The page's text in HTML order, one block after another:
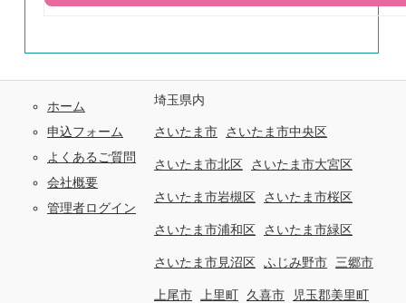
ホーム
申込フォーム
よくあるご質問
会社概要
管理者ログイン
埼玉県内
さいたま市 さいたま市中央区
さいたま市北区 さいたま市大宮区
さいたま市岩槻区 さいたま市桜区
さいたま市浦和区 さいたま市緑区
さいたま市見沼区 ふじみ野市 三郷市
上尾市 上里町 久喜市 児玉郡美里町